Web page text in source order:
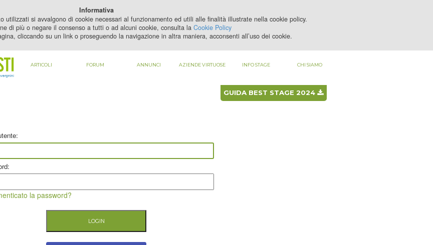
REGISTRATI
LOGIN
VEDERE QUESTO CONTENUTO DEVI
GUIDA BEST STAGE 2024
ARTICOLI FORUM ANNUNCI AZIENDE VIRTUOSE INFO STAGE CHI SIAMO
la password?
Informativa
utilizzati si avvalgono di cookie necessari al funzionamento ed utili alle finalità illustrate nella cookie policy.
di più o negare il consenso a tutti o ad alcuni cookie, consulta la Cookie Policy
cliccando su un link o proseguendo la navigazione in altra maniera, acconsenti all’uso dei cookie.